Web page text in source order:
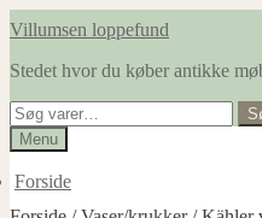
Spring
navigation
Spring
indhold
Villumsen loppefund
Stedet hvor du køber antikke
Søg
efter:
Menu
Forside